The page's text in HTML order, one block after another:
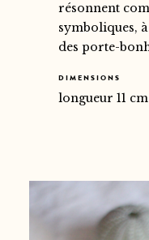
résonnent
symboliques,
des porte-
DIMENSIONS
longueur 11